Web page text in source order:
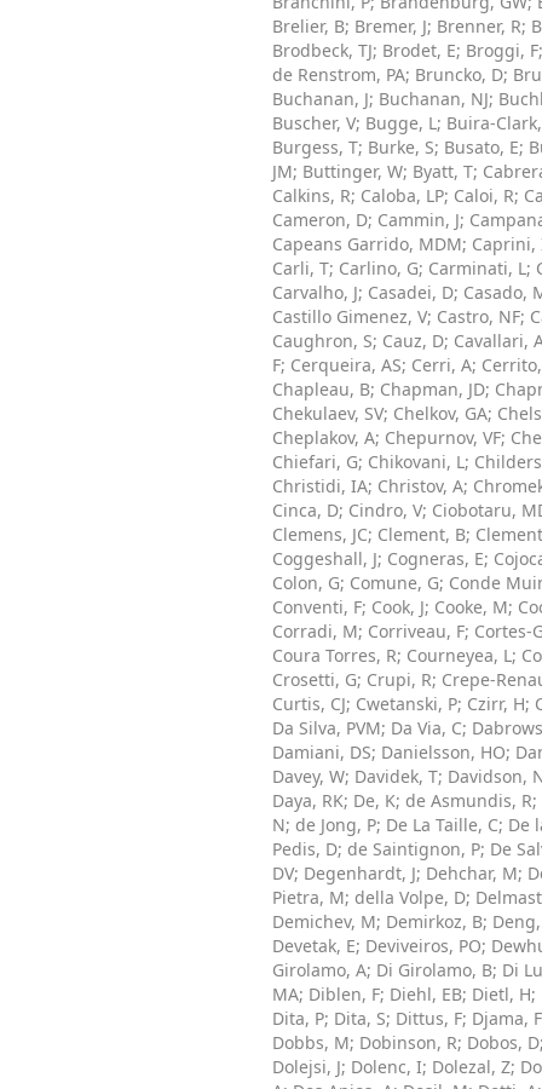
Brelier, B; Bremer, J; Brenner, R;
Brodbeck, TJ; Brodet, E; Broggi, F
de Renstrom, PA; Bruncko, D;
Buchanan, J; Buchanan, NJ;
Buscher, V; Bugge, L; Buira-
Burgess, T; Burke, S; Busato, E;
JM; Buttinger, W; Byatt, T;
Calkins, R; Caloba, LP; Caloi, R;
Cameron, D; Cammin, J;
Capeans Garrido, MDM; Caprini,
Carli, T; Carlino, G; Carminati, L;
Carvalho, J; Casadei, D; Casado,
Castillo Gimenez, V; Castro, NF;
Caughron, S; Cauz, D; Cavallari,
F; Cerqueira, AS; Cerri, A;
Chapleau, B; Chapman, JD;
Chekulaev, SV; Chelkov, GA;
Cheplakov, A; Chepurnov, VF;
Chiefari, G; Chikovani, L;
Christidi, IA; Christov, A;
Cinca, D; Cindro, V; Ciobotaru,
Clemens, JC; Clement, B;
Coggeshall, J; Cogneras, E;
Colon, G; Comune, G; Conde
Conventi, F; Cook, J; Cooke, M;
Corradi, M; Corriveau, F; Cortes-
Coura Torres, R; Courneyea, L;
Crosetti, G; Crupi, R; Crepe-
Curtis, CJ; Cwetanski, P; Czirr, H;
Da Silva, PVM; Da Via, C;
Damiani, DS; Danielsson, HO;
Davey, W; Davidek, T; Davidson,
Daya, RK; De, K; de Asmundis, R;
N; de Jong, P; De La Taille, C; De
Pedis, D; de Saintignon, P; De
DV; Degenhardt, J; Dehchar, M;
Pietra, M; della Volpe, D;
Demichev, M; Demirkoz, B; Deng,
Devetak, E; Deviveiros, PO;
Girolamo, A; Di Girolamo, B; Di
MA; Diblen, F; Diehl, EB; Dietl, H;
Dita, P; Dita, S; Dittus, F; Djama, F
Dobbs, M; Dobinson, R; Dobos, D
Dolejsi, J; Dolenc, I; Dolezal, Z;